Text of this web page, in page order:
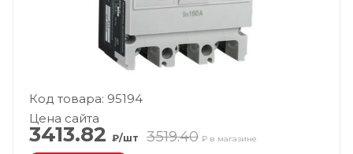
Код товара: 95194
Цена сайта
3413.82 ₽/шт 3519.40 ₽ в магазине